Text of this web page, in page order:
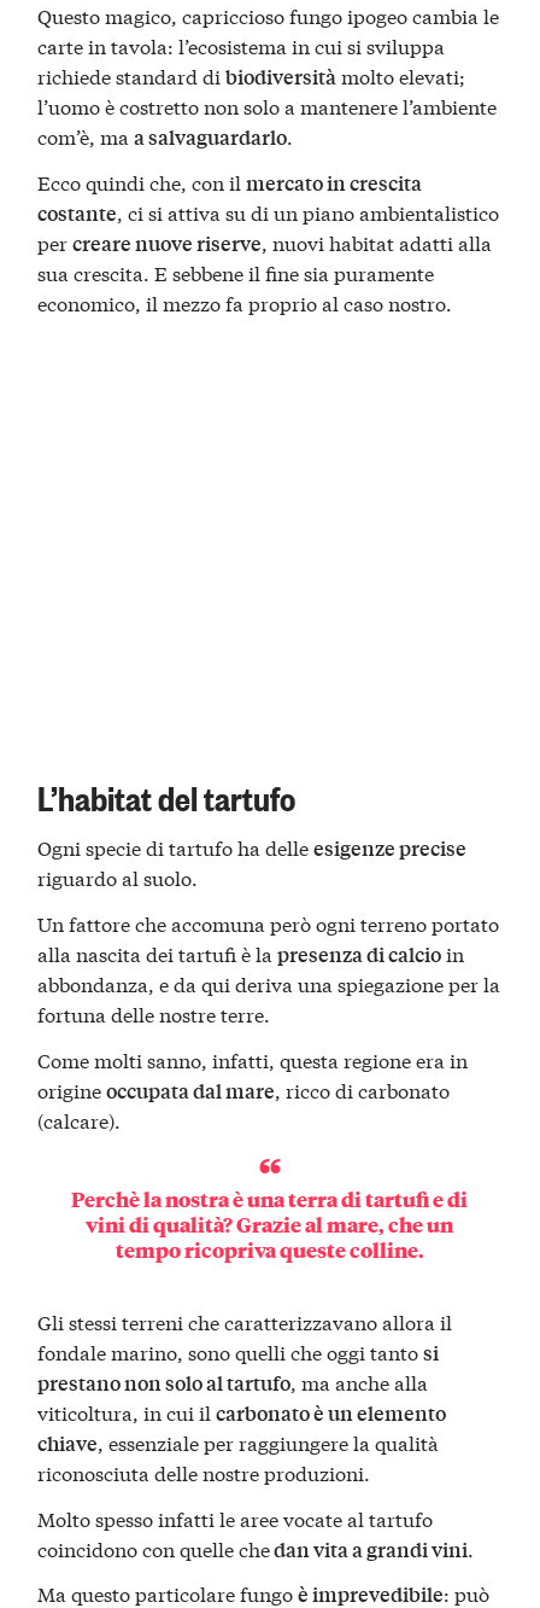
Questo magico, capriccioso fungo ipogeo cambia le
carte in tavola: l’ecosistema in cui si sviluppa
richiede standard dibiodiversitàmolto elevati;
l’uomo è costretto non solo a mantenere l’ambiente
com’è, maa salvaguardarlo.
Ecco quindi che, con ilmercato in crescita
costante, ci si attiva su di un piano ambientalistico
percreare nuove riserve, nuovi habitat adatti alla
sua crescita. E sebbene il fine sia puramente
economico, il mezzo fa proprio al caso nostro.
L’habitat del tartufo
Ogni specie di tartufo ha delleesigenze precise
riguardo al suolo.
Un fattore che accomuna però ogni terreno portato
alla nascita dei tartufi è lapresenza di calcioin
abbondanza, e da qui deriva una spiegazione per la
fortuna delle nostre terre.
Come molti sanno, infatti, questa regione era in
origineoccupata dal mare , ricco di carbonato
(calcare).
Perchè la nostra è una terra di tartufi e di
vini di qualità? Grazie al mare, che un
tempo ricopriva queste colline.
Gli stessi terreni che caratterizzavano allora il
fondale marino, sono quelli che oggi tantosi
prestano non solo al tartufo, ma anche alla
viticoltura, in cui ilcarbonato è un elemento
chiave, essenziale per raggiungere la qualità
riconosciuta delle nostre produzioni.
Molto spesso infatti le aree vocate al tartufo
coincidono con quelle chedan vita a grandi vini.
Ma questo particolare fungoè imprevedibile: può